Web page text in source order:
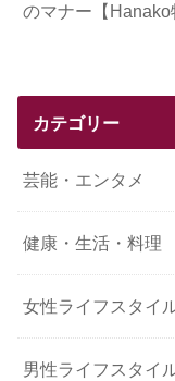
のマナー【Hanako
カテゴリー
芸能・エンタメ
健康・生活・料理
女性ライフスタイ
男性ライフスタイ